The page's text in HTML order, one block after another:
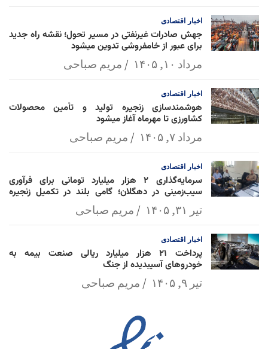
p
k
l
اخبار اقتصادی
جهش صادرات غیرنفتی در مسیر تحول؛ نقشه راه جدید
برای عبور از خامفروشی تدوین میشود
مرداد ۱۰, ۱۴۰۵ مریم صباحی
اخبار اقتصادی
هوشمندسازی زنجیره تولید و تأمین محصولات
کشاورزی تا مهرماه آغاز میشود
مرداد ۷, ۱۴۰۵ مریم صباحی
اخبار اقتصادی
سرمایه‌گذاری ۲ هزار میلیارد تومانی برای فرآوری
سیب‌زمینی در دهگلان؛ گامی بلند در تکمیل زنجیره
تیر ۳۱, ۱۴۰۵ مریم صباحی
اخبار اقتصادی
پرداخت ۲۱ هزار میلیارد ریالی صنعت بیمه به
خودروهای آسیبدیده از جنگ
تیر ۹, ۱۴۰۵ مریم صباحی